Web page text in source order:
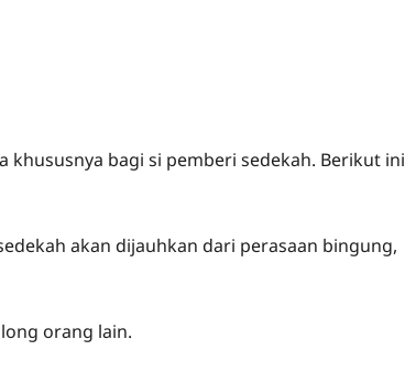
bagi si pemberi sedekah. Berikut ini
akan dijauhkan dari perasaan bingung,
orang lain.